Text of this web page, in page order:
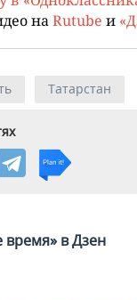
наRutube и
Татарстан
время» в Дзен